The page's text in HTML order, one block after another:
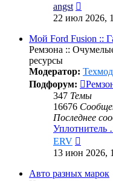
angst
к
22 июл 2026,
Мой Ford Fusion ::
Ремзона ::
ресурсы
Модератор:
Подфорум:
347 Темы
16676
Последнее
Уплотнитель
ERV
к
13 июн 2026,
Авто разных марок